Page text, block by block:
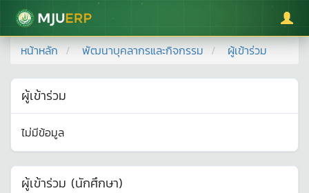
มหาวิทยาลัยแม่โจ้
หน้าหลัก พัฒนาบุคลากรและกิจกรรม ผู้เข้าร่วม
ผู้เข้าร่วม
ไม่มีข้อมูล
ผู้เข้าร่วม (นักศึกษา)